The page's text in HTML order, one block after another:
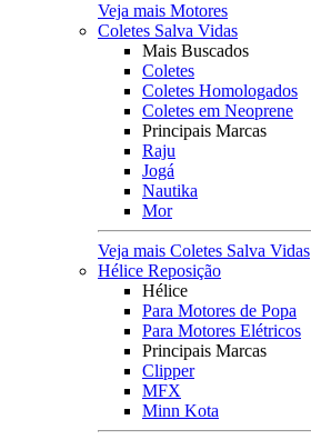
Veja mais Motores
Coletes Salva Vidas
Mais Buscados
Coletes
Coletes Homologados
Coletes em Neoprene
Principais Marcas
Raju
Jogá
Nautika
Mor
Veja mais Coletes Salva Vidas
Hélice Reposição
Hélice
Para Motores de Popa
Para Motores Elétricos
Principais Marcas
Clipper
MFX
Minn Kota